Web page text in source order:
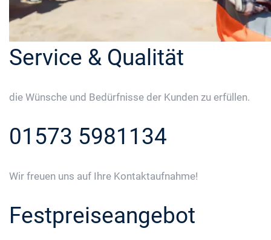
Service & Qualität
die Wünsche und Bedürfnisse der Kunden zu erfüllen.
01573 5981134
Wir freuen uns auf Ihre Kontaktaufnahme!
Festpreiseangebot